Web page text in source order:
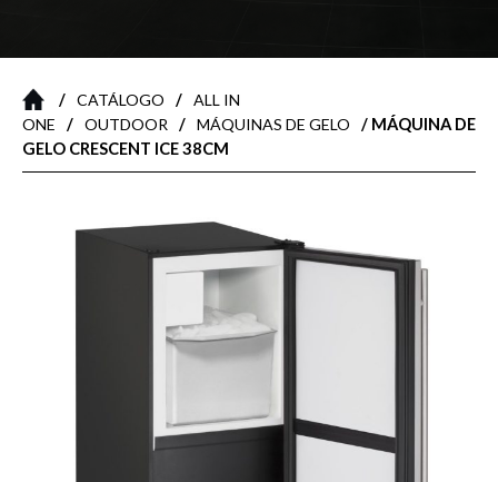
/ CATÁLOGO / ALL IN
ONE
/ OUTDOOR / MÁQUINAS DE GELO
/ MÁQUINA DE
GELO CRESCENT ICE 38CM